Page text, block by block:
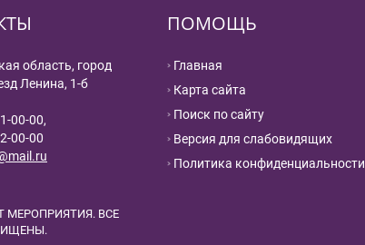
ПОМОЩЬ
Главная
Карта сайта
Поиск по сайту
Версия для слабовидящих
Политика конфиденциальности
область, город
Ленина, 1-б
00-00,
00-00
МЕРОПРИЯТИЯ. ВСЕ